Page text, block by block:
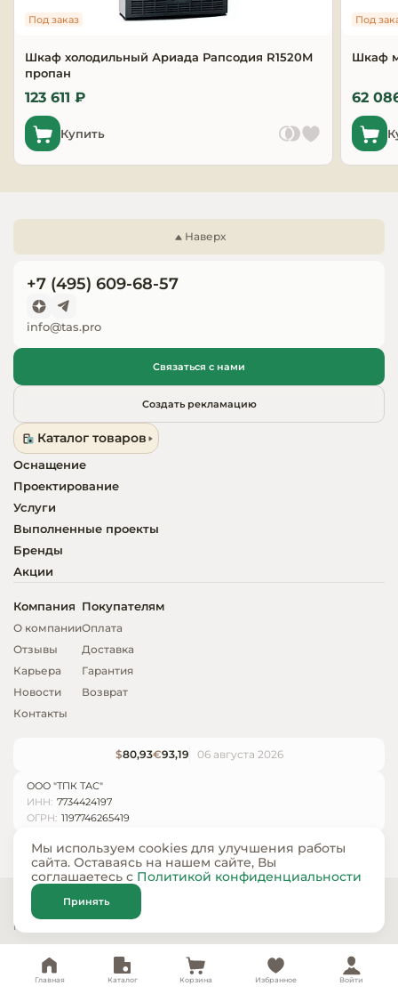
Торговое и
Оснащение
Запчасти для
Шкаф холодильный Ариада Рапсодия R1520M
пропан
Под заказ
123 611 ₽
Купить
Шкаф
Под
62
Главная Каталог Корзина Избранное Войти
Наверх
+7 (495) 609-68-57
info@tas.pro
Связаться с нами
Создать рекламацию
Каталог товаров
Оснащение
Проектирование
Услуги
Выполненные проекты
Бренды
Акции
Компания
О компании
Отзывы
Карьера
Новости
Контакты
Покупателям
Оплата
Доставка
Гарантия
Возврат
$80,93€93,19 06 августа 2026
ООО "ТПК ТАС"
ИНН: 7734424197
ОГРН: 1197746265419
© ООО «ТПК ТАС» 2024 — 2026
Карта сайта
Политика конфиденциальности
Мы используем cookies для улучшения работы
сайта. Оставаясь на нашем сайте, Вы
соглашаетесь с Политикой конфиденциальности
Принять